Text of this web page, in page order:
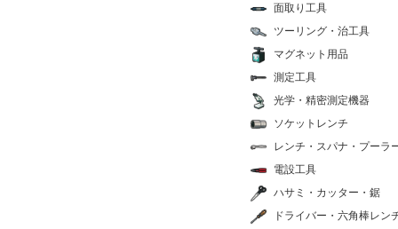
面取り工具
ツーリング・治工具
マグネット用品
測定工具
光学・精密測定機器
ソケットレンチ
レンチ・スパナ・プーラ
電設工具
ハサミ・カッター・鋸
ドライバー・六角棒レン